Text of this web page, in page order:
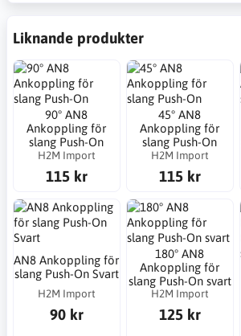
Liknande produkter
90° AN8
Ankoppling för
slang Push-On
H2M Import
115 kr
45° AN8
Ankoppling för
slang Push-On
H2M Import
115 kr
AN8 Ankoppling för
slang Push-On Svart
H2M Import
90 kr
180° AN8
Ankoppling för
slang Push-On svart
H2M Import
125 kr